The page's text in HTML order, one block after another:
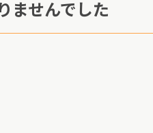
ませんでした